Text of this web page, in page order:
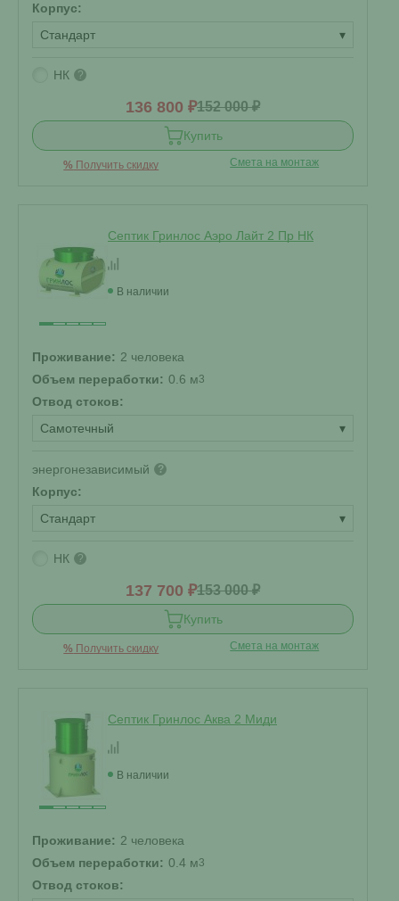
Корпус:
Стандарт
▾
НК ?
136 800 ₽152 000 ₽
Купить
% Получить скидку Смета на монтаж
Септик Гринлос Аэро Лайт 2 Пр НК
В наличии
Проживание: 2 человека
Объем переработки: 0.6 м3
Отвод стоков:
Самотечный
▾
энергонезависимый ?
Корпус:
Стандарт
▾
НК ?
137 700 ₽153 000 ₽
Купить
% Получить скидку Смета на монтаж
Септик Гринлос Аква 2 Миди
В наличии
Проживание: 2 человека
Объем переработки: 0.4 м3
Отвод стоков: